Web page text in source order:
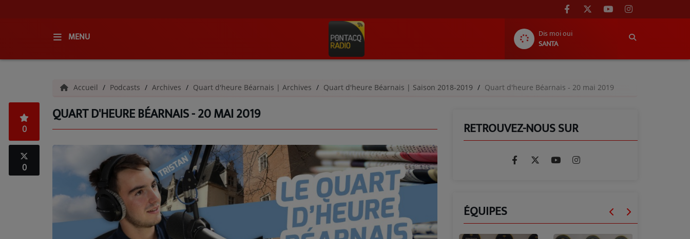
MENU
Dis moi oui
SANTA
QUI SOMMES-NOUS ?
GRILLE DES PROGRAMMES
C'ÉTAIT QUOI CE TITRE ?
PODCASTS - SAISON 2026/2027
Accueil Podcasts Archives Quart d'heure Béarnais | Archives Quart d'heure Béarnais | Saison 2018-2019 Quart d'heure Béarnais - 20 mai 2019
QUART D'HEURE BÉARNAIS - 20 MAI 2019
0
0
RETROUVEZ-NOUS SUR
ÉQUIPES